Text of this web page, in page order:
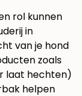
rol kunnen
in
van je hond
zoals
laat hechten)
helpen